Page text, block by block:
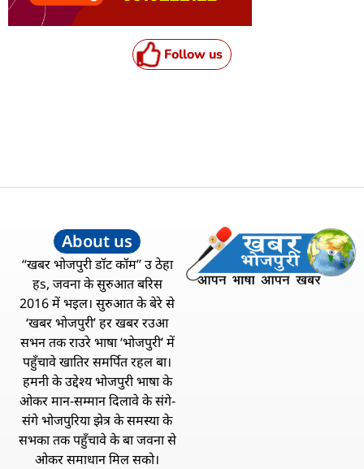
Follow us
About us
“खबर भोजपुरी डॉट कॉम” उ ठेहा
हs, जवना के सुरुआत बरिस
2016 में भइल। सुरुआत के बेरे से
‘खबर भोजपुरी’ हर खबर रउआ
सभन तक राउरे भाषा ‘भोजपुरी’ में
पहुँचावे खातिर समर्पित रहल बा।
हमनी के उद्देश्य भोजपुरी भाषा के
ओकर मान-सम्मान दिलावे के संगे-
संगे भोजपुरिया झेत्र के समस्या के
सभका तक पहुँचावे के बा जवना से
ओकर समाधान मिल सको।